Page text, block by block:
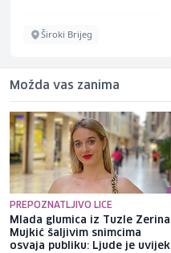
Široki Brijeg
Možda vas zanima
PREPOZNATLJIVO LICE
Mlada glumica iz Tuzle Zerina
Mujkić šaljivim snimcima
osvaja publiku: Ljude je uvijek